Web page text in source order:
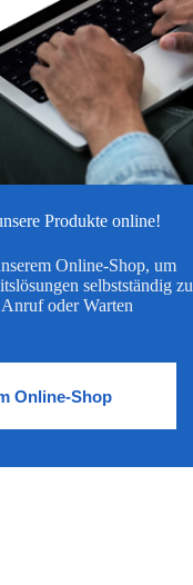
Produkte online!
Online-Shop, um
selbstständig zu
oder Warten
Online-Shop